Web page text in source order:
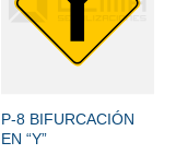
P-8 BIFURCACIÓN
EN “Y”